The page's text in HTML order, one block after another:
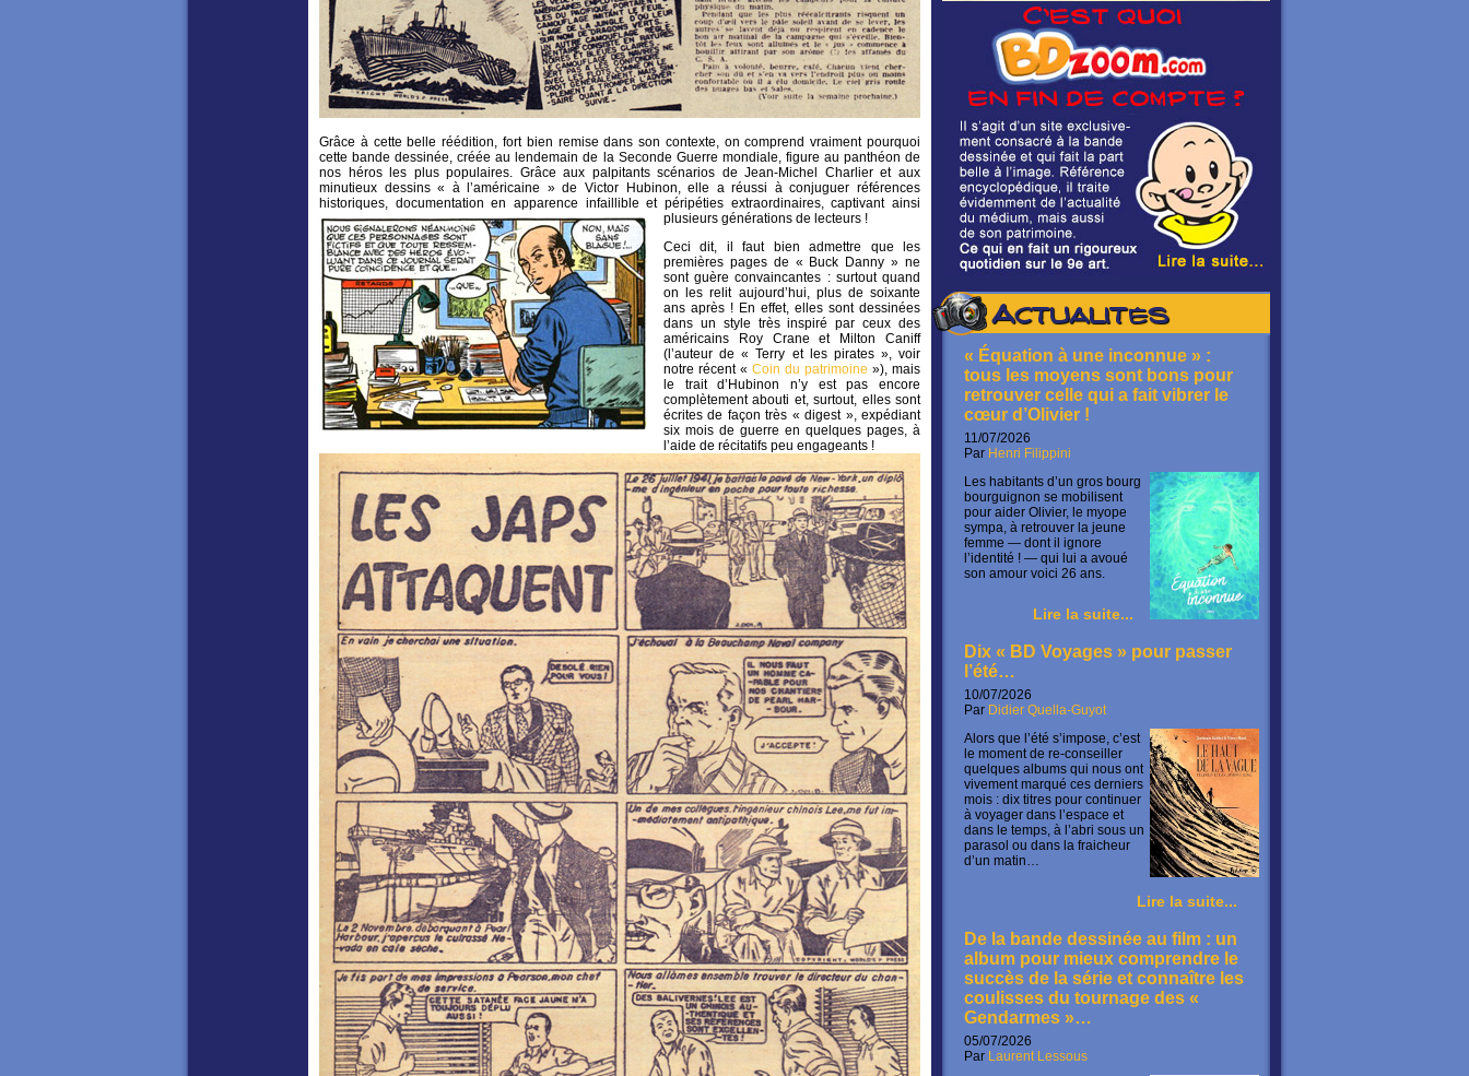
Actualités
« Équation à une inconnue » :
tous les moyens sont bons pour
retrouver celle qui a fait vibrer le
cœur d’Olivier !
11/07/2026
Par Henri Filippini
Les habitants d’un gros bourg
bourguignon se mobilisent
pour aider Olivier, le myope
sympa, à retrouver la jeune
femme — dont il ignore
l’identité ! — qui lui a avoué
son amour voici 26 ans.
Lire la suite...
Dix « BD Voyages » pour passer
l’été…
10/07/2026
Par Didier Quella-Guyot
Alors que l’été s’impose, c’est
le moment de re-conseiller
quelques albums qui nous ont
vivement marqué ces derniers
mois : dix titres pour continuer
à voyager dans l’espace et
dans le temps, à l’abri sous un
parasol ou dans la fraicheur
d’un matin…
Lire la suite...
De la bande dessinée au film : un
album pour mieux comprendre le
succès de la série et connaître les
coulisses du tournage des «
Gendarmes »…
05/07/2026
Par Laurent Lessous
Grâce à cette belle réédition, fort bien remise dans son contexte, on comprend vraiment pourquoi
cette bande dessinée, créée au lendemain de la Seconde Guerre mondiale, figure au panthéon de
nos héros les plus populaires. Grâce aux palpitants scénarios de Jean-Michel Charlier et aux
minutieux dessins « à l’américaine » de Victor Hubinon, elle a réussi à conjuguer références
historiques, documentation en apparence infaillible et péripéties extraordinaires, captivant ainsi
plusieurs générations de lecteurs !
Ceci dit, il faut bien admettre que les
premières pages de « Buck Danny » ne
sont guère convaincantes : surtout quand
on les relit aujourd’hui, plus de soixante
ans après ! En effet, elles sont dessinées
dans un style très inspiré par ceux des
américains Roy Crane et Milton Caniff
(l’auteur de « Terry et les pirates », voir
notre récent « Coin du patrimoine »), mais
le trait d’Hubinon n’y est pas encore
complètement abouti et, surtout, elles sont
écrites de façon très « digest », expédiant
six mois de guerre en quelques pages, à
l’aide de récitatifs peu engageants !